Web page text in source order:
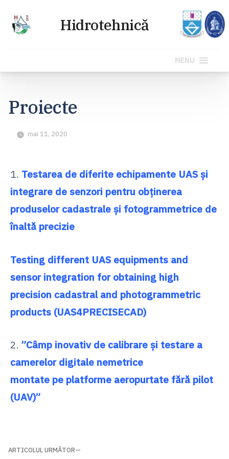
conținut
MENU
Proiecte
mai 11, 2020
1. Testarea de diferite echipamente UAS și
integrare de senzori pentru obținerea
produselor cadastrale și fotogrammetrice de
înaltă precizie
Testing different UAS equipments and
sensor integration for obtaining high
precision cadastral and photogrammetric
products (UAS4PRECISECAD)
2. ”Câmp inovativ de calibrare şi testare a
camerelor digitale nemetrice
montate pe platforme aeropurtate fără pilot
(UAV)”
Navigare
ARTICOLUL URMĂTOR